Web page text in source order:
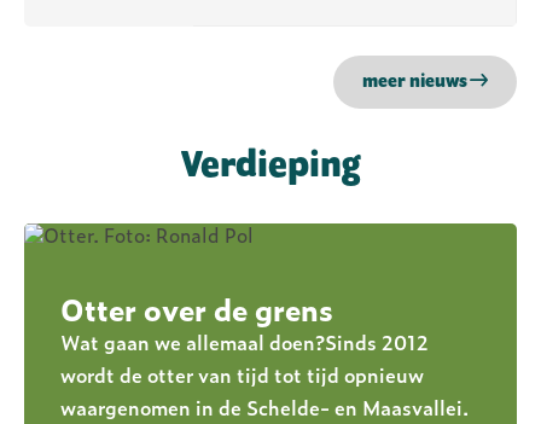
meer nieuws
Verdieping
Otter over de grens
Wat gaan we allemaal doen?Sinds 2012
wordt de otter van tijd tot tijd opnieuw
waargenomen in de Schelde- en Maasvallei.